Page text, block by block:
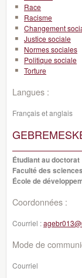
Race
Racisme
Changement
Justice sociale
Normes sociales
Politique sociale
Torture
Langues :
Français et anglais
Étudiant au doctorat
Faculté des
École de
Coordonnées :
Courriel :
Mode de
Courriel